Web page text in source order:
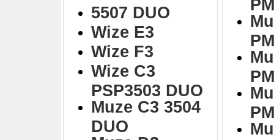
5507 DUO
Wize E3
Wize F3
Wize C3
PSP3503 DUO
Muze C3 3504
DUO